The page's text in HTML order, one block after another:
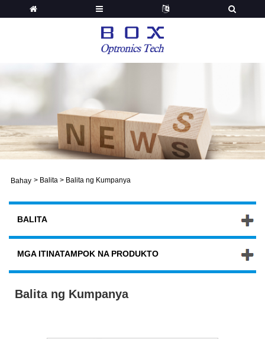
Bahay > Balita > Balita ng Kumpanya
BALITA
MGA ITINATAMPOK NA PRODUKTO
Balita ng Kumpanya